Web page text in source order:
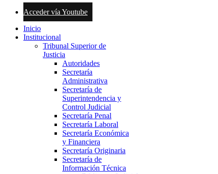
Acceder vía Youtube
Inicio
Institucional
Tribunal Superior de
Justicia
Autoridades
Secretaría
Administrativa
Secretaría de
Superintendencia y
Control Judicial
Secretaría Penal
Secretaría Laboral
Secretaría Económica
y Financiera
Secretaría Originaria
Secretaría de
Información Técnica